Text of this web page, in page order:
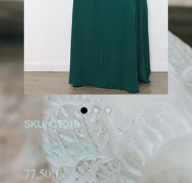
SKU: CT010
Vestido CT010
77,50 €Preço